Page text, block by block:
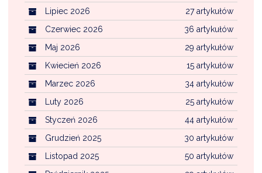
27 artykułów
Lipiec 2026
36 artykułów
Czerwiec 2026
29 artykułów
Maj 2026
15 artykułów
Kwiecień 2026
34 artykułów
Marzec 2026
25 artykułów
Luty 2026
44 artykułów
Styczeń 2026
30 artykułów
Grudzień 2025
50 artykułów
Listopad 2025